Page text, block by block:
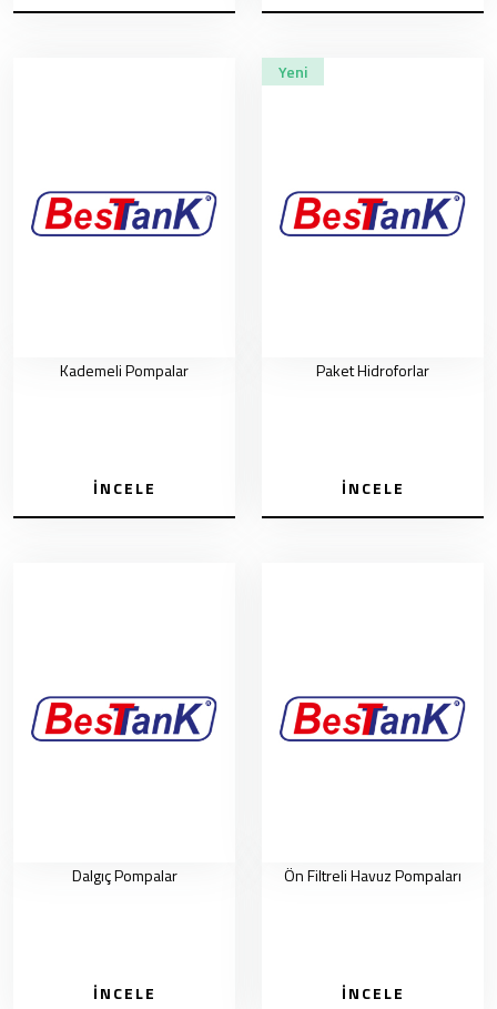
Kademeli Pompalar
İNCELE
Yeni
Paket Hidroforlar
İNCELE
Dalgıç Pompalar
İNCELE
Ön Filtreli Havuz Pompaları
İNCELE